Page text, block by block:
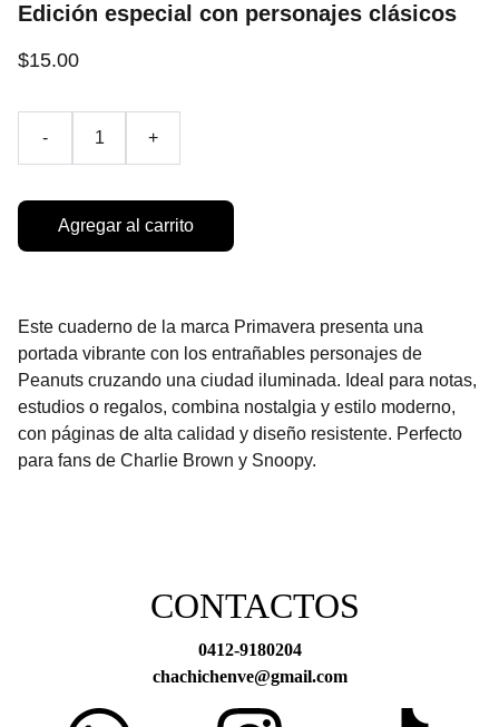
Edición especial con personajes clásicos
$15.00
- +
Agregar al carrito
Este cuaderno de la marca Primavera presenta una
portada vibrante con los entrañables personajes de
Peanuts cruzando una ciudad iluminada. Ideal para notas,
estudios o regalos, combina nostalgia y estilo moderno,
con páginas de alta calidad y diseño resistente. Perfecto
para fans de Charlie Brown y Snoopy.
CONTACTOS
0412-9180204
chachichenve@gmail.com